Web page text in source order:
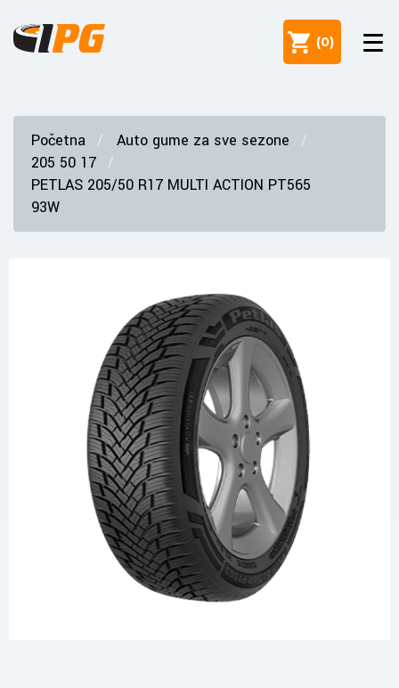
(0)
Početna
Auto gume za sve sezone
205 50 17
PETLAS 205/50 R17 MULTI ACTION PT565
93W